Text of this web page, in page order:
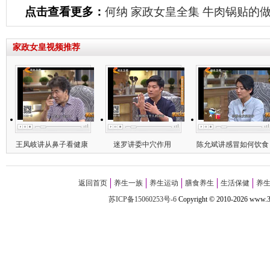
点击查看更多： 何纳 家政女皇全集 牛肉锅贴的
家政女皇视频推荐
王凤岐讲从鼻子看健康 迷罗讲委中穴作用 陈允斌讲感冒如何饮食
返回首页 养生一族 养生运动 膳食养生 生活保健
养
苏ICP备15060253号-6Copyright©2010-2026